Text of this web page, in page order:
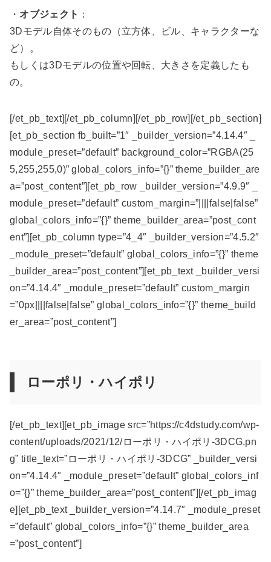
・ オブジェクト ：
3Dモデル自体そのもの（立方体、ビル、キャラクターな
ど）。
もしくは3Dモデルの位置や回転、大きさを定義したも
の。
[/et_pb_text][/et_pb_column][/et_pb_row][/et_pb_section]
[et_pb_section fb_built=”1″ _builder_version=”4.14.4″ _
module_preset=”default” background_color=”RGBA(25
5,255,255,0)” global_colors_info=”{}” theme_builder_are
a=”post_content”][et_pb_row _builder_version=”4.9.9″ _
module_preset=”default” custom_margin=”||||false|false”
global_colors_info=”{}” theme_builder_area=”post_cont
ent”][et_pb_column type=”4_4″ _builder_version=”4.5.2″
_module_preset=”default” global_colors_info=”{}” theme
_builder_area=”post_content”][et_pb_text _builder_versi
on=”4.14.4″ _module_preset=”default” custom_margin
=”0px||||false|false” global_colors_info=”{}” theme_build
er_area=”post_content”]
ローポリ・ハイポリ
[/et_pb_text][et_pb_image src=”https://c4dstudy.com/wp-
content/uploads/2021/12/ローポリ・ハイポリ-3DCG.pn
g” title_text=”ローポリ・ハイポリ-3DCG” _builder_versi
on=”4.14.4″ _module_preset=”default” global_colors_inf
o=”{}” theme_builder_area=”post_content”][/et_pb_imag
e][et_pb_text _builder_version=”4.14.7″ _module_preset
=”default” global_colors_info=”{}” theme_builder_area
=”post_content”]